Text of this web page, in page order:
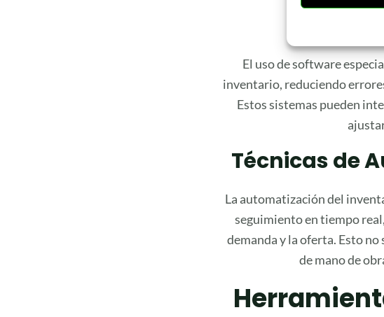
El uso de software
inventario, reduciendo
Estos sistemas pueden
Técnicas de
La automatización del
seguimiento en tiempo
demanda y la oferta. Esto
de mano de